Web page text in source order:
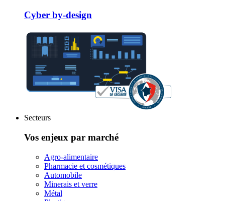
Cyber by-design
Secteurs
Vos enjeux par marché
Agro-alimentaire
Pharmacie et cosmétiques
Automobile
Minerais et verre
Métal